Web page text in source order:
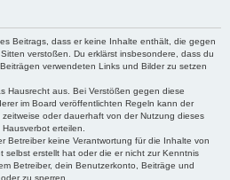
Beitrags, dass er keine Inhalte enthält, die gegen
verstoßen. Du erklärst insbesondere, dass du
verwendeten Links und Bilder zu setzen
Hausrecht aus. Bei Verstößen gegen diese
im Board veröffentlichten Regeln kann der
oder dauerhaft von der Nutzung dieses
erteilen.
Betreiber keine Verantwortung für die Inhalte von
selbst erstellt hat oder die er nicht zur Kenntnis
Betreiber, dein Benutzerkonto, Beiträge und
zu sperren.